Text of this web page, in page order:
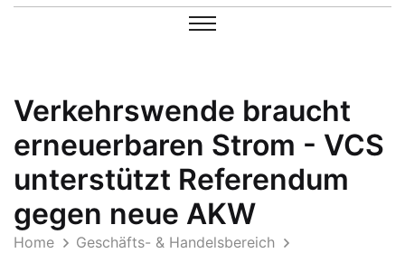
Verkehrswende braucht
erneuerbaren Strom - VCS
unterstützt Referendum
gegen neue AKW
Home
Geschäfts- & Handelsbereich